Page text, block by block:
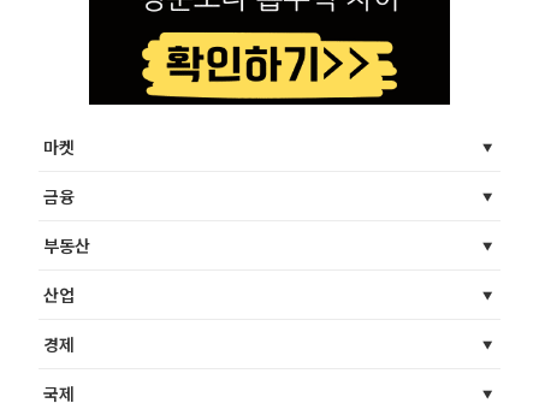
마켓
금융
부동산
산업
경제
국제